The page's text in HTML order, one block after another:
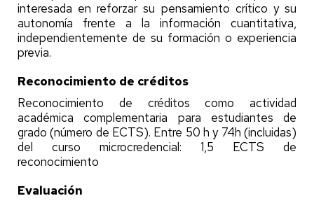
interesada en reforzar su pensamiento crítico y su
autonomía frente a la información cuantitativa,
independientemente de su formación o experiencia
previa.
Reconocimiento de créditos
Reconocimiento de créditos como actividad
académica complementaria para estudiantes de
grado (número de ECTS). Entre 50 h y 74h (incluidas)
del curso microcredencial: 1,5 ECTS de
reconocimiento
Evaluación